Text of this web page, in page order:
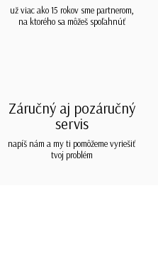
už viac ako 15 rokov sme partnerom,
na ktorého sa môžeš spoľahnúť
Záručný aj pozáručný
servis
napíš nám a my ti pomôžeme vyriešiť
tvoj problém